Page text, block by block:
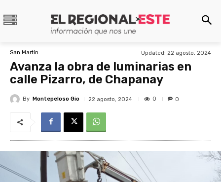
San Martín Updated: 22 agosto, 2024
Avanza la obra de luminarias en
calle Pizarro, de Chapanay
By Montepeloso Gio 22 agosto, 2024 0 0